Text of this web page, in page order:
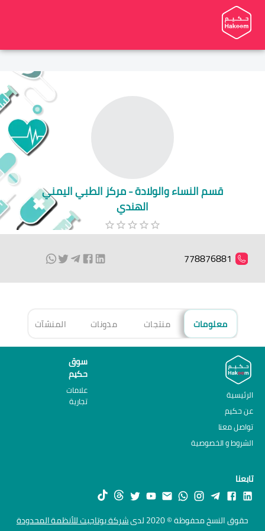
قسم النساء والولادة - مركز الطبي اليمني
الهندي
778876881
معلومات منتجات مدونات المنشآت
الرئيسية
عن حكيم
تواصل معنا
الشروط و الخصوصية
سوق
حكيم
علامات
تجارية
تابعنا
حقوق النسخ محفوظة © 2020 لدى شركة يوتاجيت للأنظمة المحدودة